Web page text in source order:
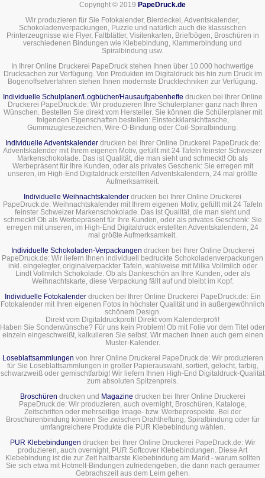
Copyright © 2019 PapeDruck.de
Wir produzieren für Sie Fotokalender, Bierdeckel, Adventskalender,
Schokoladenverpackungen, Puzzle und natürlich auch die klassischen
Printerzeugnisse wie Flyer, Faltblätter, Visitenkarten, Briefbögen, Broschüren in
verschiedenen Bindungen wie Klebebindung, Klammerbindung und
Spiralbindung usw.
In Ihrer Online Druckerei PapeDruck stehen Ihnen über 10.000 hochwertige
Drucksachen zur Verfügung. Von Produkten im Digitaldruck bis hin zum Druck im
Bogenoffsetverfahren stehen Ihnen modernste Drucktechniken zur Verfügung.
Individuelle Schulplaner/Logbücher/Hausaufgabenhefte drucken bei Ihrer Online
Druckerei PapeDruck.de: Wir produzieren Ihre Schülerplaner ganz nach Ihren
Wünschen. Bestellen Sie direkt vom Hersteller. Sie können die Schülerplaner mit
folgenden Eigenschaften bestellen: Einsteckklarsichttasche,
Gummizuglesezeichen, Wire-O-Bindung oder Coil-Spiralbindung.
Individuelle Adventskalenderdrucken bei Ihrer Online Druckerei PapeDruck.de:
Adventskalender mit Ihrem eigenen Motiv, gefüllt mit 24 Tafeln feinster Schweizer
Markenschokolade. Das ist Qualität, die man sieht und schmeckt! Ob als
Werbepräsent für Ihre Kunden, oder als privates Geschenk: Sie erregen mit
unseren, im High-End Digitaldruck erstellten Adventskalendern, 24 mal größte
Aufmerksamkeit.
Individuelle Weihnachtskalender drucken bei Ihrer Online Druckerei
PapeDruck.de: Weihnachtskalender mit Ihrem eigenen Motiv, gefüllt mit 24 Tafeln
feinster Schweizer Markenschokolade. Das ist Qualität, die man sieht und
schmeckt! Ob als Werbepräsent für Ihre Kunden, oder als privates Geschenk: Sie
erregen mit unseren, im High-End Digitaldruck erstellten Adventskalendern, 24
mal größte Aufmerksamkeit.
Individuelle Schokoladen-Verpackungen drucken bei Ihrer Online Druckerei
PapeDruck.de: Wir liefern Ihnen individuell bedruckte Schokoladenverpackungen
inkl. eingelegter, originalverpackter Tafeln, wahlweise mit Milka Vollmilch oder
Lindt Vollmilch Schokolade. Ob als Dankeschön an Ihre Kunden, oder als
Weihnachtskarte, diese Verpackung fällt auf und bleibt im Kopf.
Individuelle Fotokalenderdrucken bei Ihrer Online Druckerei PapeDruck.de: Ein
Fotokalender mit Ihren eigenen Fotos in höchster Qualität und in außergewöhnlich
schönem Design.
Direkt vom Digitaldruckprofi! Direkt vom Kalenderprofi!
Haben Sie Sonderwünsche? Für uns kein Problem! Ob mit Folie vor dem Titel oder
einzeln eingeschweißt, kalkulieren Sie selbst. Wir machen Ihnen auch gern einen
Muster-Kalender.
Loseblattsammlungen von Ihrer Online Druckerei PapeDruck.de: Wir produzieren
für Sie Loseblattsammlungen in großer Papierauswahl, sortiert, gelocht, farbig,
schwarzweiß oder gemischtfarbig! Wir liefern Ihnen High-End Digitaldruck-Qualität
zum absoluten Spitzenpreis.
Broschüren drucken und Magazine drucken bei Ihrer Online Druckerei
PapeDruck.de: Wir produzieren, auch overnight, Broschüren, Kataloge,
Zeitschriften oder mehrseitige Image- bzw. Werbeprospekte. Bei der
Broschürenbindung können Sie zwischen Drahtheftung, Spiralbindung oder für
umfangreichere Produkte die PUR Klebebindung wählen.
PUR Klebebindungen drucken bei Ihrer Online Druckerei PapeDruck.de: Wir
produzieren, auch overnight, PUR Softcover Klebebindungen. Diese Art
Klebebindung ist die zur Zeit haltbarste Klebebindung am Markt - warum sollten
Sie sich etwa mit Hotmelt-Bindungen zufriedengeben, die dann nach geraumer
Gebrachszeit aus dem Leim gehen.